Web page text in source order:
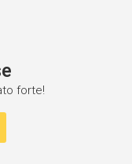
forte!